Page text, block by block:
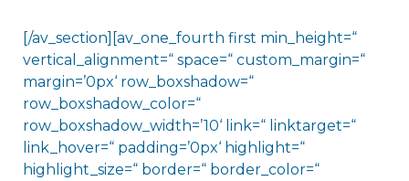
[/av_section][av_one_fourth first min_height=“
vertical_alignment=“ space=“ custom_margin=“
margin=’0px‘ row_boxshadow=“
row_boxshadow_color=“
row_boxshadow_width=’10‘ link=“ linktarget=“
link_hover=“ padding=’0px‘ highlight=“
highlight_size=“ border=“ border_color=“